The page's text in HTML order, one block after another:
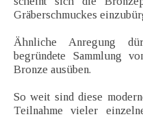
Gräberschmuckes
Ähnliche Anregung
begründete Sammlung
Bronze ausüben.
So weit sind diese
Teilnahme vieler